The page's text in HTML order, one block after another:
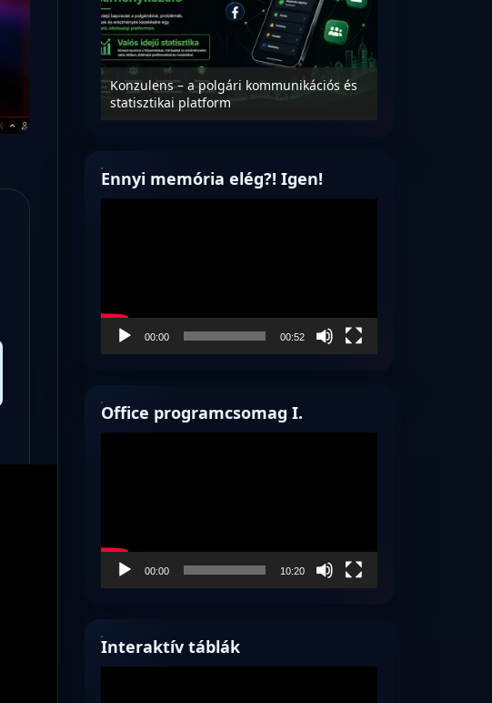
Konzulens – a polgári kommunikációs és
statisztikai platform
Ennyi memória elég?! Igen!
00:00 00:52
Office programcsomag I.
00:00 10:20
Interaktív táblák